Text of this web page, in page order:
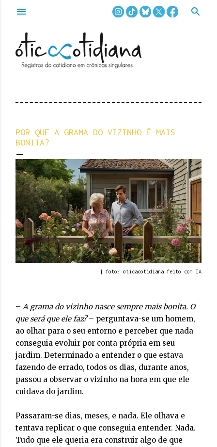
Pular para o conteúdo principal
POR QUE A GRAMA DO VIZINHO É MAIS
BONITA?
| foto: oticacotidiana feito com IA
– A grama do vizinho nasce sempre mais bonita. O
que será que ele faz?– perguntava-se um homem,
ao olhar para o seu entorno e perceber que nada
conseguia evoluir por conta própria em seu
jardim. Determinado a entender o que estava
fazendo de errado, todos os dias, durante anos,
passou a observar o vizinho na hora em que ele
cuidava do jardim.
Passaram-se dias, meses, e nada. Ele olhava e
tentava replicar o que conseguia entender. Nada.
Tudo que ele queria era construir algo de que